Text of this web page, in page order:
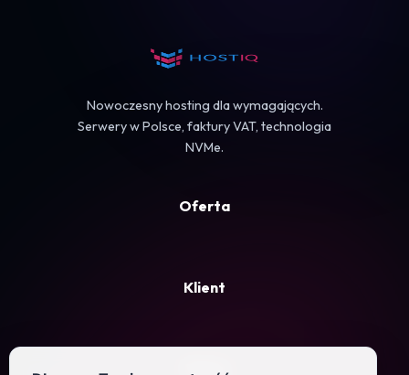
Nowoczesny hosting dla wymagających.
Serwery w Polsce, faktury VAT, technologia
NVMe.
Oferta
Klient
Firma